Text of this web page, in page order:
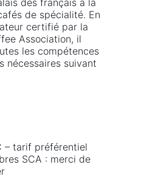
des français à la
de spécialité. En
certifié par la
Association, il
les compétences
nécessaires suivant
– tarif préférentiel
SCA : merci de